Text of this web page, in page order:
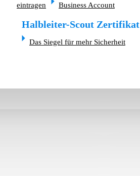
eintragen
Business Account
Halbleiter-Scout Zertifikat
Das Siegel für mehr Sicherheit